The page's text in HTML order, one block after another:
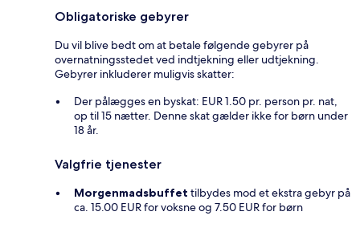
Obligatoriske gebyrer
Du vil blive bedt om at betale følgende gebyrer på
overnatningsstedet ved indtjekning eller udtjekning.
Gebyrer inkluderer muligvis skatter:
Der pålægges en byskat: EUR 1.50 pr. person pr. nat,
op til 15 nætter. Denne skat gælder ikke for børn under
18 år.
Valgfrie tjenester
Morgenmadsbuffet tilbydes mod et ekstra gebyr på
ca. 15.00 EUR for voksne og 7.50 EUR for børn